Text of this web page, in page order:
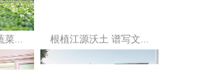
菜... 根植江源沃土 谱写文...